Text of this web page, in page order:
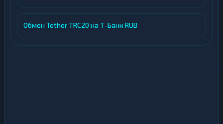
Обмен Tether TRC20 на Т-Банк RUB